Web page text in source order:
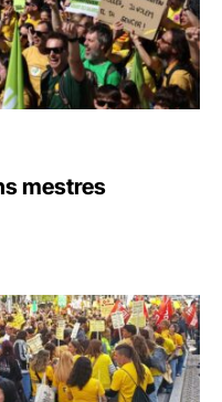
mestres